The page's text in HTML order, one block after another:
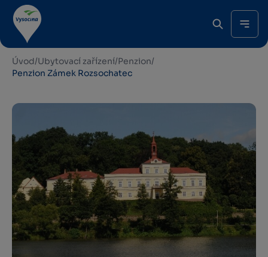
Úvod/Ubytovací zařízení/Penzion/
Penzion Zámek Rozsochatec